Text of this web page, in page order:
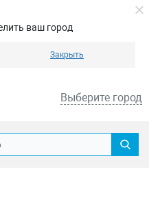
ваш город
Закрыть
Выберите город